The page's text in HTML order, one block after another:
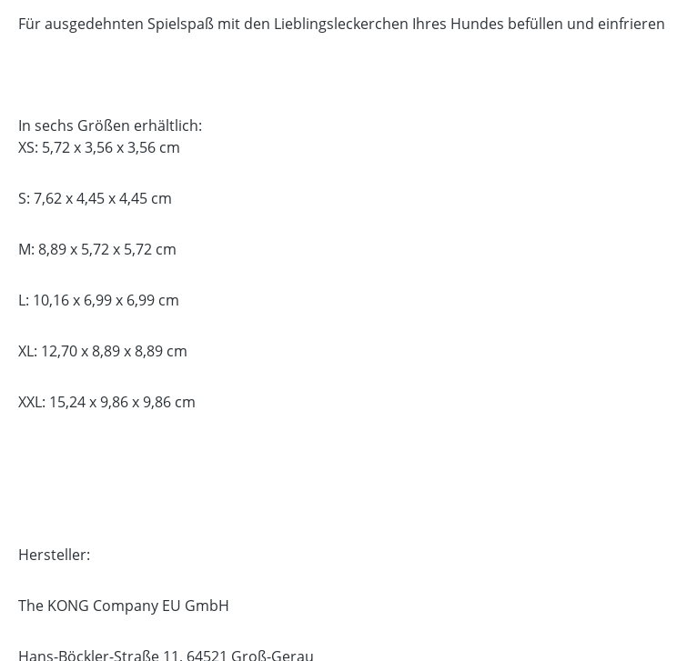
Für ausgedehnten Spielspaß mit den Lieblingsleckerchen Ihres Hundes befüllen und einfrieren
In sechs Größen erhältlich:
XS: 5,72 x 3,56 x 3,56 cm
S: 7,62 x 4,45 x 4,45 cm
M: 8,89 x 5,72 x 5,72 cm
L: 10,16 x 6,99 x 6,99 cm
XL: 12,70 x 8,89 x 8,89 cm
XXL: 15,24 x 9,86 x 9,86 cm
Hersteller:
The KONG Company EU GmbH
Hans-Böckler-Straße 11, 64521 Groß-Gerau